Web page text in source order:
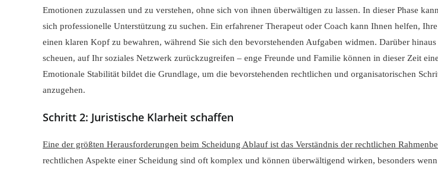
Emotionen zuzulassen und zu verstehen, ohne sich von ihnen überwältigen zu lassen. In dieser Phase
sich professionelle Unterstützung zu suchen. Ein erfahrener Therapeut oder Coach kann Ihnen helfen,
einen klaren Kopf zu bewahren, während Sie sich den bevorstehenden Aufgaben widmen. Darüber
scheuen, auf Ihr soziales Netzwerk zurückzugreifen – enge Freunde und Familie können in dieser Zeit
Emotionale Stabilität bildet die Grundlage, um die bevorstehenden rechtlichen und organisatorischen
anzugehen.
Schritt 2: Juristische Klarheit schaffen
Eine der größten Herausforderungen beim Scheidung Ablauf ist das Verständnis der rechtlichen
rechtlichen Aspekte einer Scheidung sind oft komplex und können überwältigend wirken, besonders